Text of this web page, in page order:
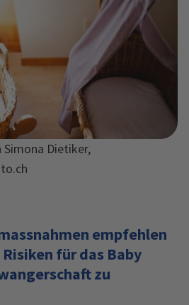
Dietiker,
empfehlen
für das Baby
zu